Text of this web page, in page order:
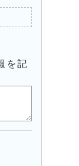
を記